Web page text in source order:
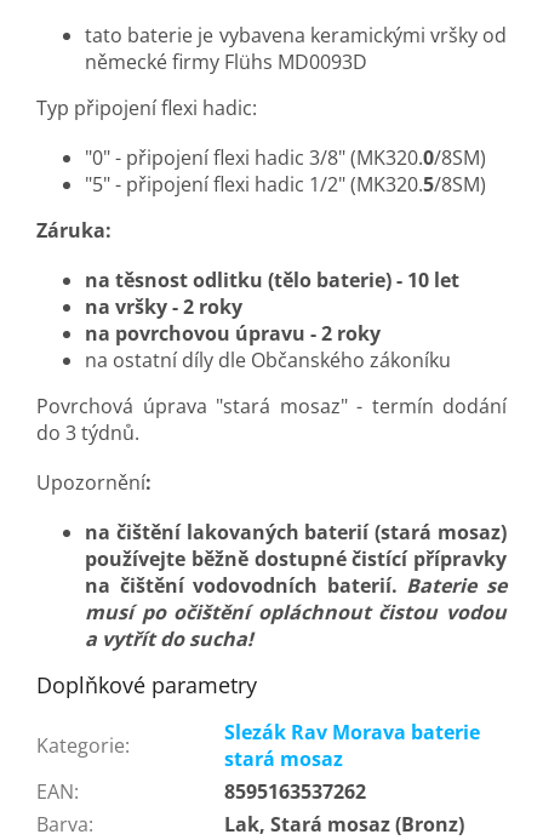
tato baterie je vybavena keramickými vršky od
německé firmy Flühs MD0093D
Typ připojení flexi hadic:
"0" - připojení flexi hadic 3/8" (MK320.0/8SM)
"5" - připojení flexi hadic 1/2" (MK320.5/8SM)
Záruka:
na těsnost odlitku (tělo baterie) - 10 let
na vršky - 2 roky
na povrchovou úpravu - 2 roky
na ostatní díly dle Občanského zákoníku
Povrchová úprava "stará mosaz" - termín dodání
do 3 týdnů.
Upozornění:
na čištění lakovaných baterií (stará mosaz)
používejte běžně dostupné čistící přípravky
na čištění vodovodních baterií. Baterie se
musí po očištění opláchnout čistou vodou
a vytřít do sucha!
Doplňkové parametry
Kategorie:
Slezák Rav Morava baterie
stará mosaz
EAN:
8595163537262
Barva: Lak, Stará mosaz (Bronz)